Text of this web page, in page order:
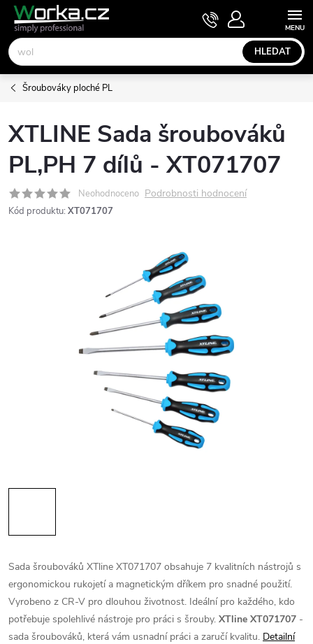
Přejít
obsah
HLEDAT
NÁKUPNÍ
KOŠÍK
Šroubováky ploché PL
XTLINE Sada šroubováků
PL,PH 7 dílů - XT071707
Neohodnoceno Podrobnosti hodnocení
Kód produktu: XT071707
Sada šroubováků XTline XT071707 obsahuje 7 kvalitních nástrojů s
ergonomickou rukojetí a magnetickým dříkem pro snadné použití.
Vyrobeno z CR-V pro dlouhou životnost. Ideální pro každého, kdo
potřebuje spolehlivé nástroje pro práci s šrouby. XTline XT071707 -
sada šroubováků, která vám usnadní práci a zaručí kvalitu. Detailní